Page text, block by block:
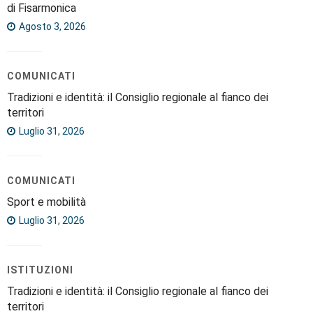
di Fisarmonica
Agosto 3, 2026
COMUNICATI
Tradizioni e identità: il Consiglio regionale al fianco dei
territori
Luglio 31, 2026
COMUNICATI
Sport e mobilità
Luglio 31, 2026
ISTITUZIONI
Tradizioni e identità: il Consiglio regionale al fianco dei
territori